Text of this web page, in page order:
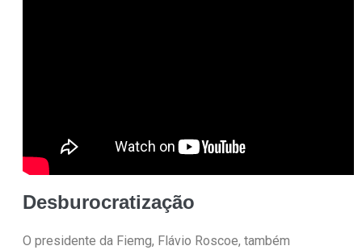
Desburocratização
O presidente da Fiemg, Flávio Roscoe, também